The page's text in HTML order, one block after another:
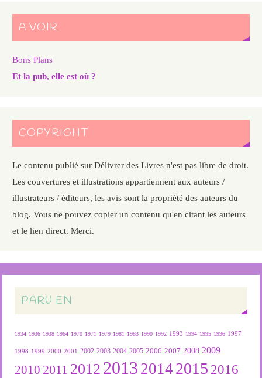
A VOIR
Bons Plans
Et la pub, elle est où ?
COPYRIGHT
Le contenu publié sur Délivrer des Livres n'est pas libre de droit.
Les couvertures et illustrations appartiennent aux auteurs /
illustrateurs / éditeurs, les avis sont la propriété des auteurs du
blog. Vous ne pouvez copier un contenu qu'en citant les auteurs
et le lien direct. Merci.
PARU EN
1934 1936 1938 1964 1970 1971 1979 1981 1983 1990 1992 1993 1994 1995 1996 1997
1998 1999 2000 2001 2002 2003 2004 2005 2006 2007 2008 2009
2010 2011 2012 2013 2014 2015 2016